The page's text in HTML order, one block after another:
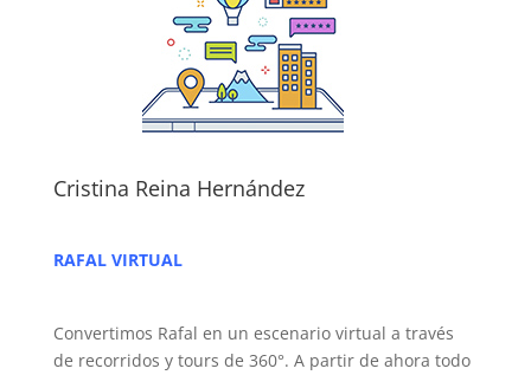
Cristina Reina Hernández
RAFAL VIRTUAL
Convertimos Rafal en un escenario virtual a través
de recorridos y tours de 360°. A partir de ahora todo